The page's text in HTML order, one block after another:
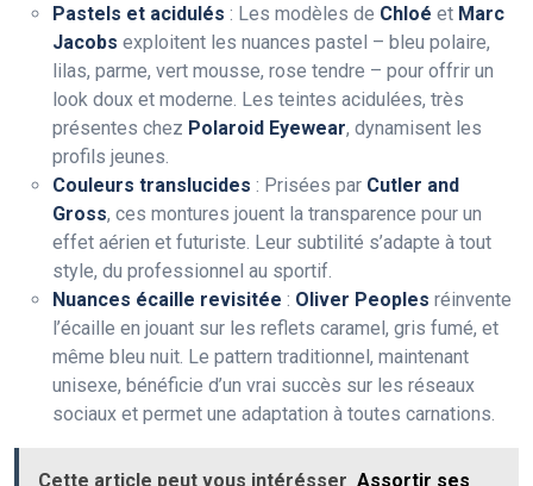
Pastels et acidulés : Les modèles de Chloé et Marc
Jacobs exploitent les nuances pastel – bleu polaire,
lilas, parme, vert mousse, rose tendre – pour offrir un
look doux et moderne. Les teintes acidulées, très
présentes chez Polaroid Eyewear, dynamisent les
profils jeunes.
Couleurs translucides : Prisées par Cutler and
Gross, ces montures jouent la transparence pour un
effet aérien et futuriste. Leur subtilité s’adapte à tout
style, du professionnel au sportif.
Nuances écaille revisitée : Oliver Peoples réinvente
l’écaille en jouant sur les reflets caramel, gris fumé, et
même bleu nuit. Le pattern traditionnel, maintenant
unisexe, bénéficie d’un vrai succès sur les réseaux
sociaux et permet une adaptation à toutes carnations.
Cette article peut vous intérésser Assortir ses